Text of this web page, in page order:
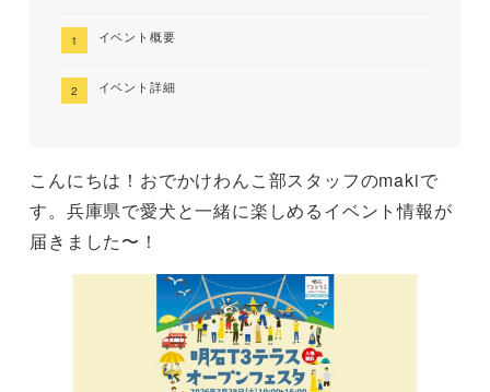
イベント概要
イベント詳細
こんにちは！おでかけわんこ部スタッフのmakiで
す。兵庫県で愛犬と一緒に楽しめるイベント情報が
届きました〜！